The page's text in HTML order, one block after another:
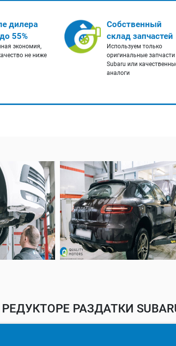
дилера
55%
экономия,
не ниже
Собственный
склад запчастей
Используем только
оригинальные запчасти
Subaru или
аналоги
РАЗДАТКИ